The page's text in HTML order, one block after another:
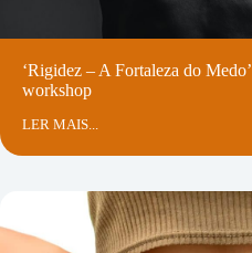
‘Rigidez – A Fortaleza do
workshop
LER MAIS...